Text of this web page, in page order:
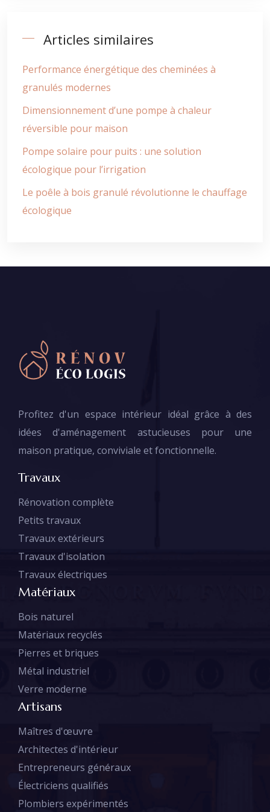
Articles similaires
Performance énergétique des cheminées à
granulés modernes
Dimensionnement d’une pompe à chaleur
réversible pour maison
Pompe solaire pour puits : une solution
écologique pour l’irrigation
Le poêle à bois granulé révolutionne le chauffage
écologique
Profitez d'un espace intérieur idéal grâce à des
idées d'aménagement astucieuses pour une
maison pratique, conviviale et fonctionnelle.
Travaux
Rénovation complète
Petits travaux
Travaux extérieurs
Travaux d'isolation
Travaux électriques
Matériaux
Bois naturel
Matériaux recyclés
Pierres et briques
Métal industriel
Verre moderne
Artisans
Maîtres d'œuvre
Architectes d'intérieur
Entrepreneurs généraux
Électriciens qualifiés
Plombiers expérimentés